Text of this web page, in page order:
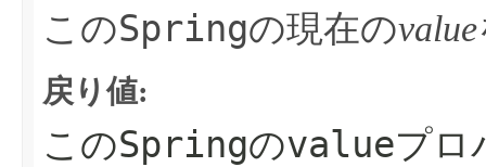
このSpringの現在のvalue
戻り値:
このSpringのvalueプロ